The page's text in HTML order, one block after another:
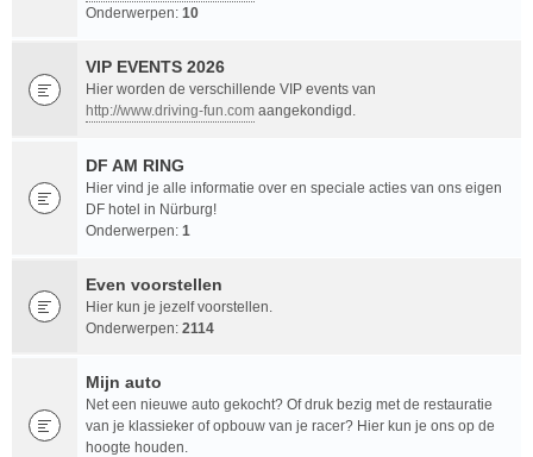
Onderwerpen: 10
VIP EVENTS 2026
Hier worden de verschillende VIP events van
http://www.driving-fun.com aangekondigd.
DF AM RING
Hier vind je alle informatie over en speciale acties van ons eigen
DF hotel in Nürburg!
Onderwerpen: 1
Even voorstellen
Hier kun je jezelf voorstellen.
Onderwerpen: 2114
Mijn auto
Net een nieuwe auto gekocht? Of druk bezig met de restauratie
van je klassieker of opbouw van je racer? Hier kun je ons op de
hoogte houden.